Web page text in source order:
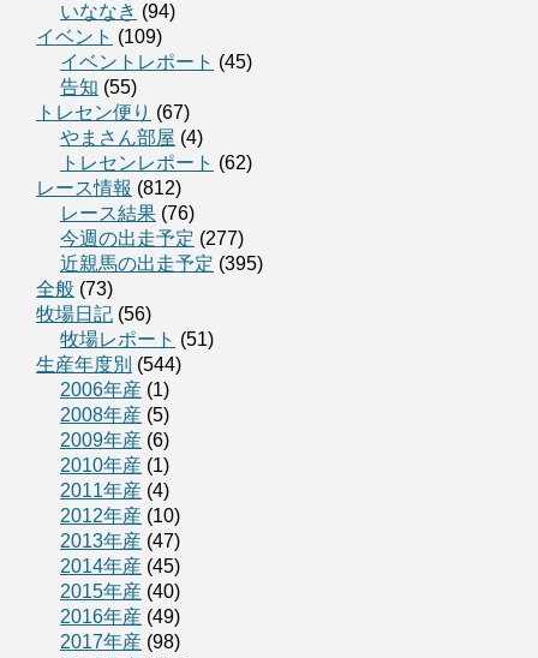
いななき (94)
イベント (109)
イベントレポート (45)
告知 (55)
トレセン便り (67)
やまさん部屋 (4)
トレセンレポート (62)
レース情報 (812)
レース結果 (76)
今週の出走予定 (277)
近親馬の出走予定 (395)
全般 (73)
牧場日記 (56)
牧場レポート (51)
生産年度別 (544)
2006年産 (1)
2008年産 (5)
2009年産 (6)
2010年産 (1)
2011年産 (4)
2012年産 (10)
2013年産 (47)
2014年産 (45)
2015年産 (40)
2016年産 (49)
2017年産 (98)